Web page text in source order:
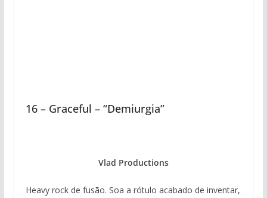
16 – Graceful – “Demiurgia”
Vlad Productions
Heavy rock de fusão. Soa a rótulo acabado de inventar,